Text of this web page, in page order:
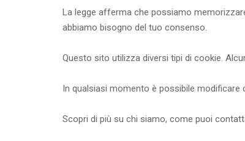
La legge afferma che possiamo
abbiamo bisogno del tuo consenso.
Questo sito utilizza diversi tipi di cookie.
In qualsiasi momento è possibile
Scopri di più su chi siamo, come puoi